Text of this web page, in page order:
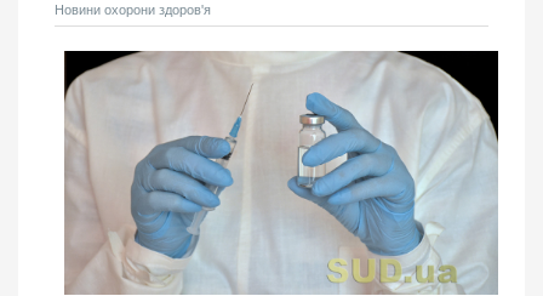
Новини охорони здоров'я